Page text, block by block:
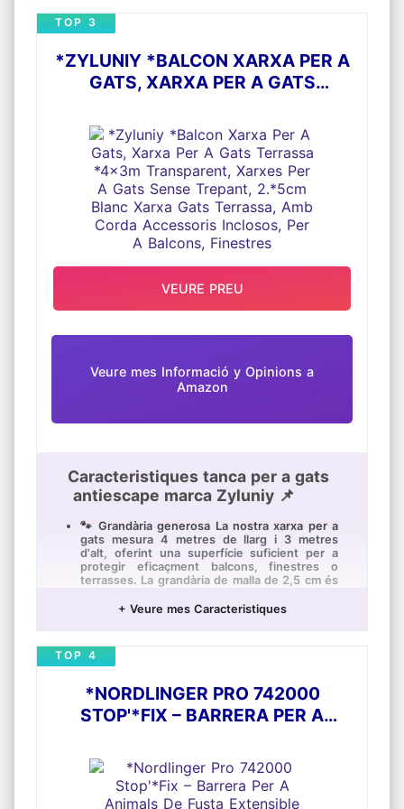
façanes, condensadors d'aire condicionat,
tendals, cornises, baranes, baixants,
construcció o portuàries.
INSTAL·LACIÓ: Hi ha 3 maneres de col·locar el
producte: en una superfície plana amb claus,
lligar-se amb brides. El producte té forats per
a facilitar la instal·lació.
MATERIAL: fabricat en plàstic de polipropilè,
resistent a l'aigua, raigs UV, a l'òxid,
anticongelant, flexible i robust, fàcilment
*recortable per a ajustar a la mesures
necessàries.
No inclou ancoratges ni la silicona.
*ZYLUNIY *BALCON XARXA PER A
GATS, XARXA PER A GATS
XARXES PER A GATS SENSE
TREPANT, 2.*5CM BLANC XARXA
GATS TERRASSA, AMB CORDA
ACCESSORIS INCLOSOS, PER A
BALCONS, FINESTRES
TOP 3
Veure mes Informació y Opinions a
Amazon
Caracteristiques tanca per a gats
antiescape marca Zyluniy 📌
🐾 Grandària generosa La nostra xarxa per a
gats mesura 4 metres de llarg i 3 metres
d'alt, oferint una superfície suficient per a
protegir eficaçment balcons, finestres o
terrasses. La grandària de malla de 2,5 cm és
obstaculitzar la seva visió.
estructura de malla fina per a una longevitat
excepcional. Resisteix no sols a les
que també és resistent als raigs UV i al clima,
permetent el seu ús a l'aire lliure sense
problemes.
trenes, 20 ganxos en banya i 20 ganxos en
O, així com 15 m de corda. Amb aquestes
peces, pots fixar fàcil i *solidamente la xarxa
per a gats sense haver de comprar materials
VEURE PREU
+ Veure mes Caracteristiques
*NORDLINGER PRO 742000
STOP'*FIX – BARRERA PER A
TOP 4